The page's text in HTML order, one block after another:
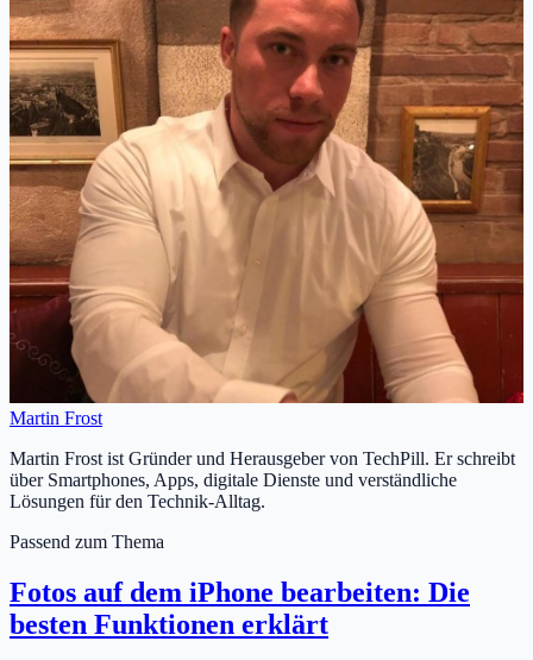
Martin Frost
Martin Frost ist Gründer und Herausgeber von TechPill. Er schreibt
über Smartphones, Apps, digitale Dienste und verständliche
Lösungen für den Technik-Alltag.
Passend zum Thema
Fotos auf dem iPhone bearbeiten: Die
besten Funktionen erklärt